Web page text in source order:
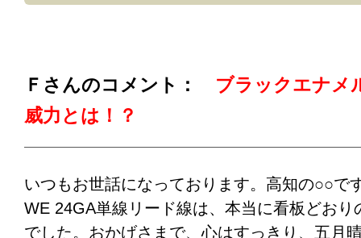
は正しい線材では良い音がすることを改めて
だＳｈｕｒｅなど試聴していないカートリッ
ないという結論に達しそうです。
改めてハイエンドオーディオって何なのとい
Ｆさんのコメント： ブラックエナメ
威力とは！？
いつもお世話になっております。高知の○○で
WE 24GA単線リード線は、本当に看板どおり
でした。おかげさまで、心はすっきり、五月